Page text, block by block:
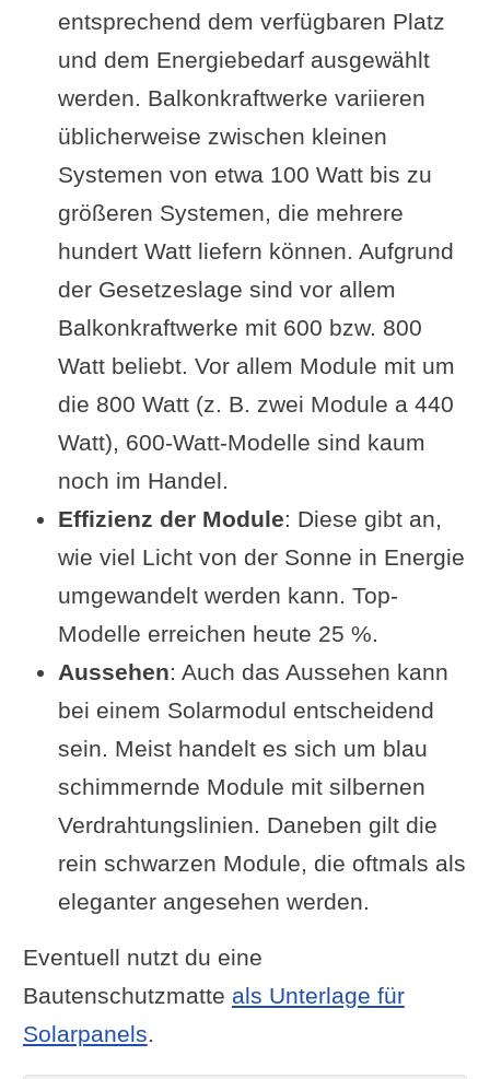
entsprechend dem verfügbaren Platz
und dem Energiebedarf ausgewählt
werden. Balkonkraftwerke variieren
üblicherweise zwischen kleinen
Systemen von etwa 100 Watt bis zu
größeren Systemen, die mehrere
hundert Watt liefern können. Aufgrund
der Gesetzeslage sind vor allem
Balkonkraftwerke mit 600 bzw. 800
Watt beliebt. Vor allem Module mit um
die 800 Watt (z. B. zwei Module a 440
Watt), 600-Watt-Modelle sind kaum
noch im Handel.
Effizienz der Module: Diese gibt an,
wie viel Licht von der Sonne in Energie
umgewandelt werden kann. Top-
Modelle erreichen heute 25 %.
Aussehen: Auch das Aussehen kann
bei einem Solarmodul entscheidend
sein. Meist handelt es sich um blau
schimmernde Module mit silbernen
Verdrahtungslinien. Daneben gilt die
rein schwarzen Module, die oftmals als
eleganter angesehen werden.
Eventuell nutzt du eine
Bautenschutzmatte als Unterlage für
Solarpanels.